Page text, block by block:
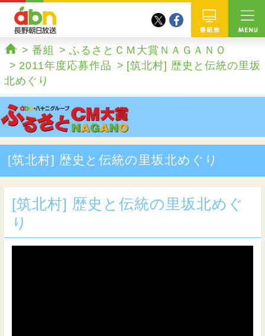
twitterfacebook
ホーム
番組
ふるさとＣＭ大賞ＮＡＧＡＮＯ
2011年度応募作品
[筑北村] 歴史と伝統の里坂
北めぐり
[筑北村] 歴史と伝統の里坂北めぐり
[筑北村] 歴史と伝統の里坂北めぐ
り